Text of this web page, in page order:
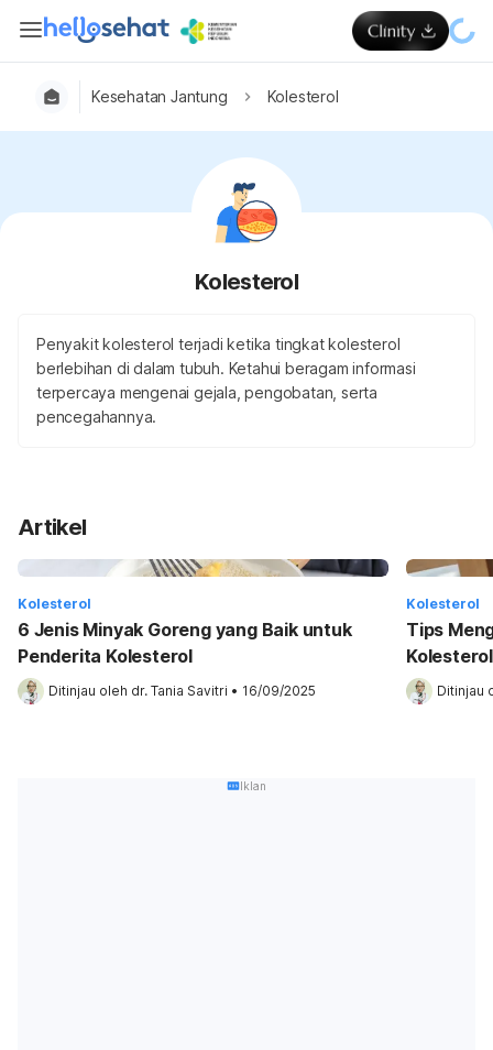
Kesehatan Jantung Kolesterol
Kolesterol
Penyakit kolesterol terjadi ketika tingkat kolesterol
berlebihan di dalam tubuh. Ketahui beragam informasi
terpercaya mengenai gejala, pengobatan, serta
pencegahannya.
Artikel
Kolesterol
6 Jenis Minyak Goreng yang Baik untuk
Penderita Kolesterol
Ditinjau oleh dr. Tania Savitri • 16/09/2025
Kolesterol
Tips
Ditinjau
Iklan